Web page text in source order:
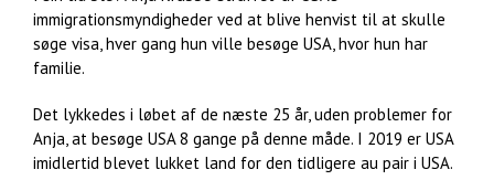
immigrationsmyndigheder ved at blive henvist til at skulle
søge visa, hver gang hun ville besøge USA, hvor hun har
familie.
Det lykkedes i løbet af de næste 25 år, uden problemer for
Anja, at besøge USA 8 gange på denne måde. I 2019 er USA
imidlertid blevet lukket land for den tidligere au pair i USA.